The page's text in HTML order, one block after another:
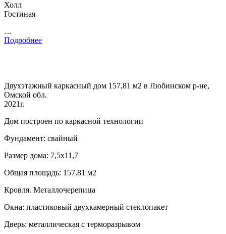
Холл
Гостиная
…
Подробнее
Двухэтажный каркасный дом 157,81 м2 в Любинском р-не,
Омской обл.
2021г.
Дом построен по каркасной технологии
Фундамент: свайный
Размер дома: 7,5х11,7
Общая площадь: 157.81 м2
Кровля. Металлочерепица
Окна: пластиковый двухкамерный стеклопакет
Дверь: металлическая с терморазрывом